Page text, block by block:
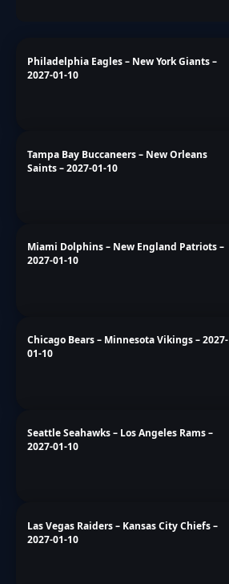
Philadelphia Eagles – New York Giants –
2027-01-10
Tampa Bay Buccaneers – New Orleans
Saints – 2027-01-10
Miami Dolphins – New England Patriots –
2027-01-10
Chicago Bears – Minnesota Vikings – 2027-
01-10
Seattle Seahawks – Los Angeles Rams –
2027-01-10
Las Vegas Raiders – Kansas City Chiefs –
2027-01-10